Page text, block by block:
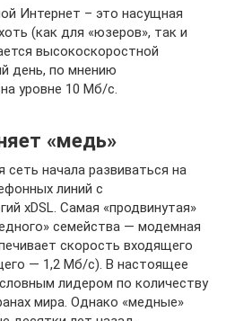
Интернет – это насущная
(как для «юзеров», так и
высокоскоростной
день, по мнению
уровне 10 Мб/c.
«медь»
начала развиваться на
линий с
xDSL. Самая «продвинутая»
семейства — модемная
скорость входящего
— 1,2 Мб/с). В настоящее
лидером по количеству
мира. Однако «медные»